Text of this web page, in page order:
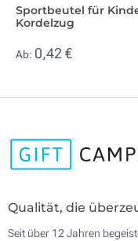
Sportbeutel für
Kordelzug
Ab: 0,42 €
Qualität, die
Seit über 12 Jahren